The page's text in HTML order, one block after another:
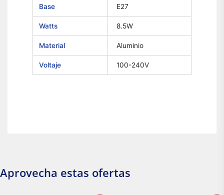
Base E27
Watts 8.5W
Material Aluminio
Voltaje 100-240V
Aprovecha estas ofertas